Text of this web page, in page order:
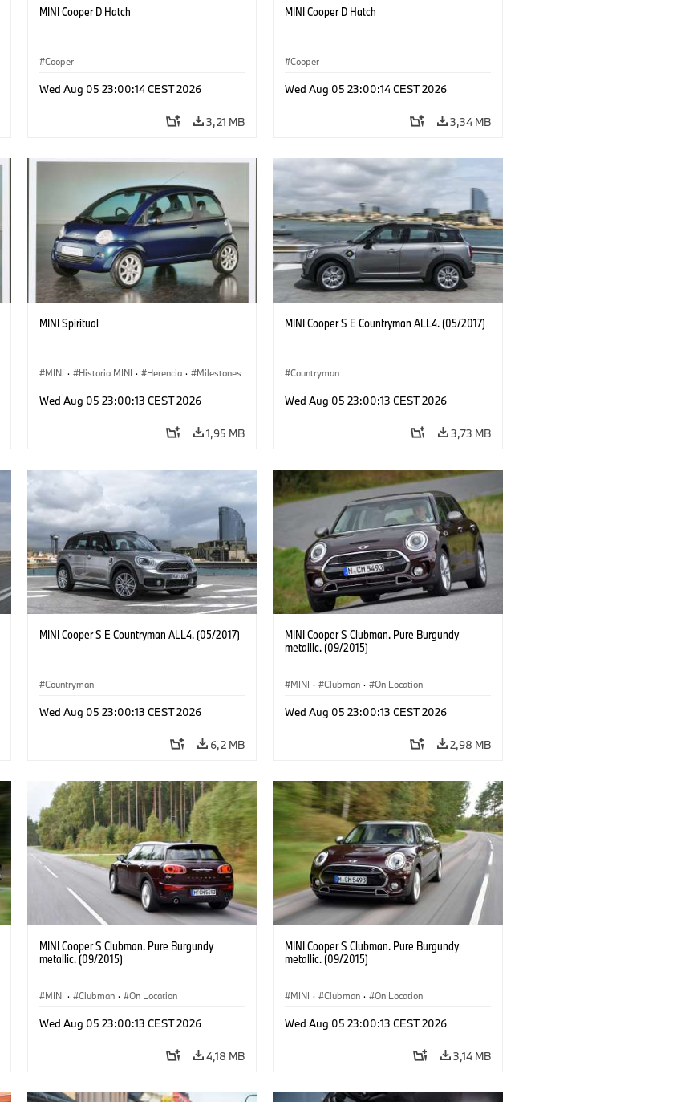
MINI Cooper D Hatch
Cooper
Wed Aug 05 23:00:14 CEST 2026
3,21 MB
MINI Cooper D Hatch
Cooper
Wed Aug 05 23:00:14 CEST 2026
3,34 MB
MINI Spiritual
MINI · Historia MINI · Herencia · Milestones
Wed Aug 05 23:00:13 CEST 2026
1,95 MB
MINI Cooper S E Countryman ALL4. (05/2017)
Countryman
Wed Aug 05 23:00:13 CEST 2026
3,73 MB
MINI Cooper S E Countryman ALL4. (05/2017)
Countryman
Wed Aug 05 23:00:13 CEST 2026
6,2 MB
MINI Cooper S Clubman. Pure Burgundy
metallic. (09/2015)
MINI · Clubman · On Location
Wed Aug 05 23:00:13 CEST 2026
2,98 MB
MINI Cooper S Clubman. Pure Burgundy
metallic. (09/2015)
MINI · Clubman · On Location
Wed Aug 05 23:00:13 CEST 2026
4,18 MB
MINI Cooper S Clubman. Pure Burgundy
metallic. (09/2015)
MINI · Clubman · On Location
Wed Aug 05 23:00:13 CEST 2026
3,14 MB